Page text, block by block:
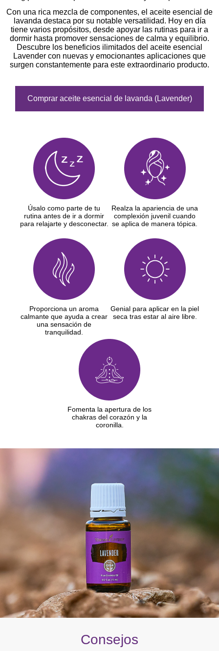
Con una rica mezcla de componentes, el aceite esencial de
lavanda destaca por su notable versatilidad. Hoy en día
tiene varios propósitos, desde apoyar las rutinas para ir a
dormir hasta promover sensaciones de calma y equilibrio.
Descubre los beneficios ilimitados del aceite esencial
Lavender con nuevas y emocionantes aplicaciones que
surgen constantemente para este extraordinario producto.
Comprar aceite esencial de lavanda (Lavender)
Úsalo como parte de tu
rutina antes de ir a dormir
para relajarte y desconectar.
Realza la apariencia de una
complexión juvenil cuando
se aplica de manera tópica.
Proporciona un aroma
calmante que ayuda a crear
una sensación de
tranquilidad.
Genial para aplicar en la piel
seca tras estar al aire libre.
Fomenta la apertura de los
chakras del corazón y la
coronilla.
Consejos